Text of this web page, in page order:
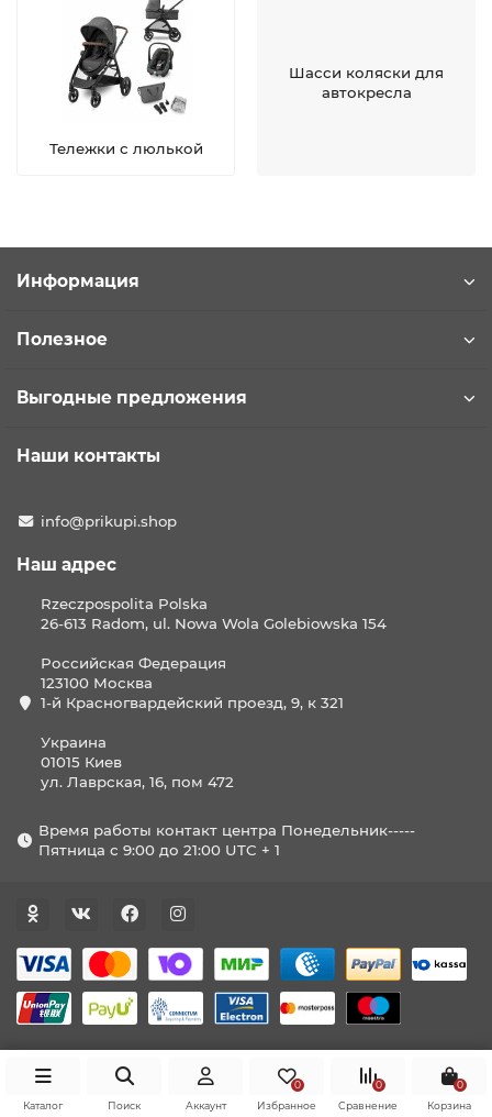
Тележки с люлькой
Шасси коляски для
автокресла
Информация
Полезное
Выгодные предложения
Наши контакты
info@prikupi.shop
Наш адрес
Rzeczpospolita Polska
26-613 Radom, ul. Nowa Wola Golebiowska 154
Российская Федерация
123100 Москва
1-й Красногвардейский проезд, 9, к 321
Украина
01015 Киев
ул. Лаврская, 16, пом 472
Время работы контакт центра Понедельник-----
Пятница с 9:00 до 21:00 UTC + 1
Каталог Поиск Аккаунт
0
Избранное
0
Сравнение
0
Корзина